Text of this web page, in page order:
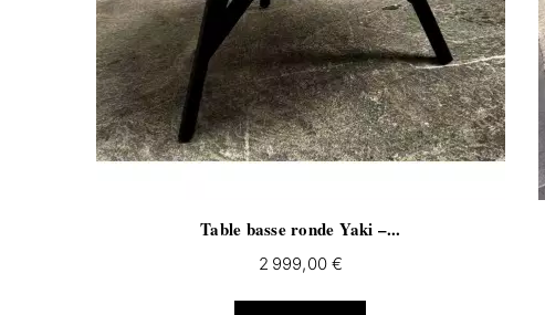
Table basse ronde Yaki –...
Prix
2 999,00 €